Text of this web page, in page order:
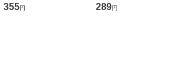
【メール便送料無料】
355円
送料無料】
289円